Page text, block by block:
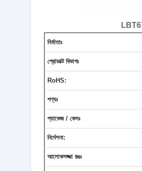
নির্মাতাঃ
প্রোডাক্ট বিভাগঃ
RoHS:
পণ্যঃ
প্যাকেজ / কেসঃ
নির্দেশনা:
আলোকসজ্জা রঙঃ